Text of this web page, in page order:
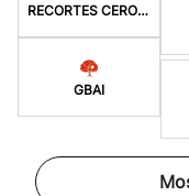
RECORTES CERO-GV
GBAI